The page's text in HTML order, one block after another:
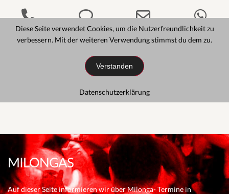
MILONGAS
Auf dieser Seite informieren wir über Milonga- Termine in
Diese Seite verwendet Cookies, um die Nutzerfreundlichkeit zu
verbessern. Mit der weiteren Verwendung stimmst du dem zu.
Verstanden
Datenschutzerklärung
Phone
Number
calling
Phone
Number
for
texting
Email
Address